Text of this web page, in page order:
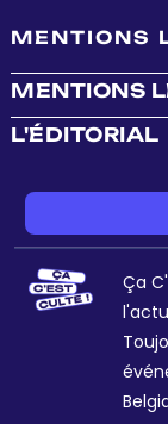
MENTIONS
MENTIONS
L'ÉDITORIAL
Ça